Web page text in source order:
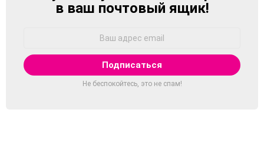
в ваш почтовый ящик!
Не беспокойтесь, это не спам!